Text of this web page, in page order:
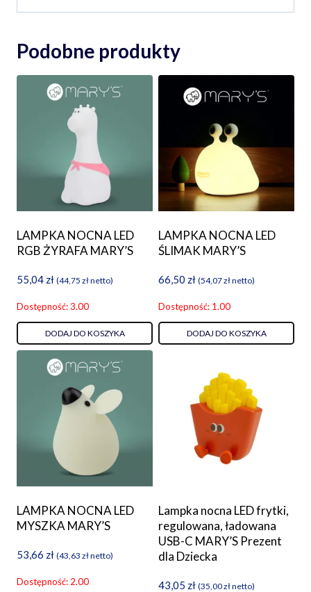
Podobne produkty
LAMPKA NOCNA LED
RGB ŻYRAFA MARY’S
55,04 zł (44,75 złnetto)
Dostępność: 3.00
DODAJ DO KOSZYKA
LAMPKA NOCNA LED
ŚLIMAK MARY’S
66,50 zł (54,07złnetto)
Dostępność: 1.00
DODAJ DO KOSZYKA
LAMPKA NOCNA LED
MYSZKA MARY’S
53,66 zł (43,63 złnetto)
Dostępność: 2.00
Lampka nocna LED frytki,
regulowana, ładowana
USB-C MARY’S Prezent
dla Dziecka
43,05 zł (35,00złnetto)